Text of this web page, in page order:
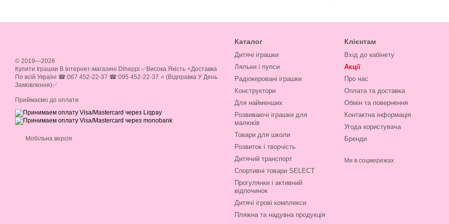
Літаки та вертольоти для початківців:
Шукаєте іграшку, з якої можна розпочати
широкий вибір простих у управлінні та стійких до падінь моделей, які ідеально підходять
Літаки та вертольоти для досвідчених пілотів:
Хочете відчути справжній виклик? У
які задовольнять навіть найвибагливіших пілотів.
Розвиток навичок:
Радіокеровані моделі літаків та вертольотів допомагають
реакцію.
Відчуття польоту - це завжди незабутні емоції та справжній драйв.
Запуск літаків та вертольотів - це не лише розвага, а й
Радіокеровані моделі - це чудовий спосіб провести час з сім'єю,
Diheppi - ваш надійний партнер у світі радіокерованих моделей!
© 2019—2026
Купити Іграшки В Інтернет-магазині Diheppi ✅Висока Якість ⚡Доставка
По всій Україні ☎:067 452-22-37 ☎:095 452-22-37 ⭐ (Відправка У День
Замовлення)✅
Приймаємо до оплати
Мобільна версія
Каталог
Дитячі іграшки
Ляльки і пупси
Радіокеровані іграшки
Конструктори
Для найменших
Розвиваючі іграшки для
малюків
Товари для школи
Розвиток і творчість
Дитячий транспорт
Спортивні товари SELECT
Прогулянки і активний
відпочинок
Дитячі ігрові комплекси
Пляжна та надувна продукція
Клієнтам
Вхід до кабінету
Акції
Про нас
Оплата та доставка
Обмін та повернення
Контактна інформація
Угода користувача
Бренди
Ми в соцмережах